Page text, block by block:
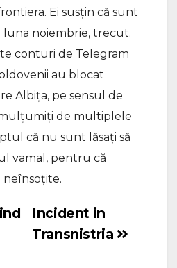
Ei susțin că sunt
noiembrie, trecut.
conturi de Telegram
au blocat
Albița, pe sensul de
de multiplele
că nu sunt lăsați să
vamal, pentru că
Incident in
Transnistria